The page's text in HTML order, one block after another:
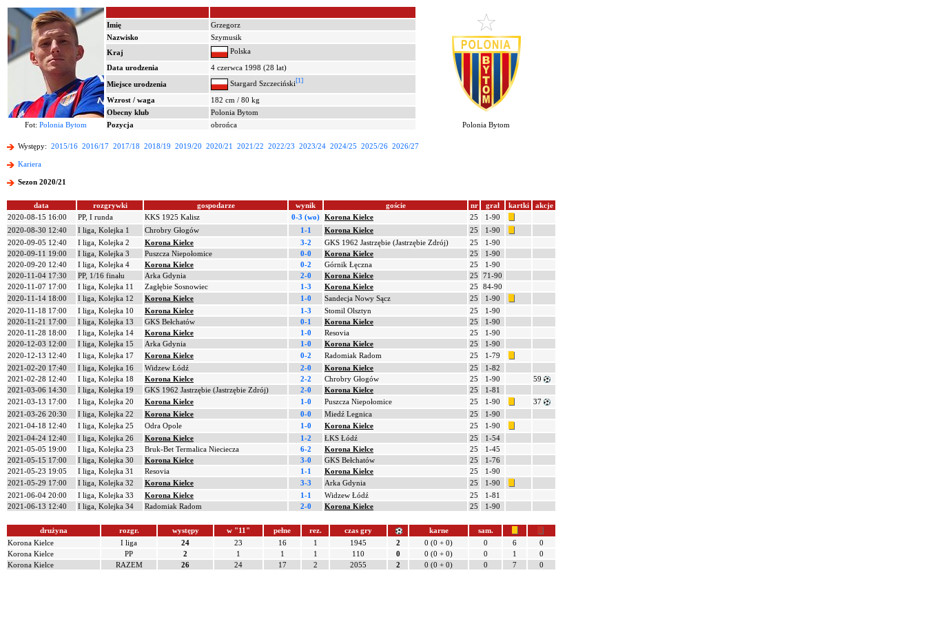
Imię
Grzegorz
Nazwisko
Szymusik
Kraj
Polska
Data urodzenia
4 czerwca 1998 (28 lat)
Miejsce urodzenia
Stargard Szczeciński[1]
Wzrost / waga
182 cm / 80 kg
Obecny klub
Polonia Bytom
Fot: Polonia Bytom Pozycja obrońca Polonia Bytom
Występy: 2015/16 2016/17 2017/18 2018/19 2019/20 2020/21 2021/22 2022/23 2023/24 2024/25 2025/26 2026/27
Kariera
Sezon 2020/21
data rozgrywki gospodarze wynik goście nr grał kartki
akcje
2020-08-15 16:00
PP, I runda KKS 1925 Kalisz 0-3 (wo) Korona Kielce 25
1-90
2020-08-30 12:40
I liga, Kolejka 1 Chrobry Głogów 1-1 Korona Kielce 25
1-90
2020-09-05 12:40
I liga, Kolejka 2 Korona Kielce 3-2 GKS 1962 Jastrzębie (Jastrzębie Zdrój) 25
1-90
2020-09-11 19:00
I liga, Kolejka 3 Puszcza Niepołomice 0-0 Korona Kielce 25
1-90
2020-09-20 12:40
I liga, Kolejka 4 Korona Kielce 0-2 Górnik Łęczna 25
1-90
2020-11-04 17:30
PP, 1/16 finału Arka Gdynia 2-0 Korona Kielce 25
71-90
2020-11-07 17:00
I liga, Kolejka 11 Zagłębie Sosnowiec 1-3 Korona Kielce 25
84-90
2020-11-14 18:00
I liga, Kolejka 12 Korona Kielce 1-0 Sandecja Nowy Sącz 25
1-90
2020-11-18 17:00
I liga, Kolejka 10 Korona Kielce 1-3 Stomil Olsztyn 25
1-90
2020-11-21 17:00
I liga, Kolejka 13 GKS Bełchatów 0-1 Korona Kielce 25
1-90
2020-11-28 18:00
I liga, Kolejka 14 Korona Kielce 1-0 Resovia 25
1-90
2020-12-03 12:00
I liga, Kolejka 15 Arka Gdynia 1-0 Korona Kielce 25
1-90
2020-12-13 12:40
I liga, Kolejka 17 Korona Kielce 0-2 Radomiak Radom 25
1-79
2021-02-20 17:40
I liga, Kolejka 16 Widzew Łódź 2-0 Korona Kielce 25
1-82
2021-02-28 12:40
I liga, Kolejka 18 Korona Kielce 2-2 Chrobry Głogów 25 1-90
59
2021-03-06 14:30
I liga, Kolejka 19 GKS 1962 Jastrzębie (Jastrzębie Zdrój) 2-0 Korona Kielce 25
1-81
2021-03-13 17:00
I liga, Kolejka 20 Korona Kielce 1-0 Puszcza Niepołomice 25 1-90
37
2021-03-26 20:30
I liga, Kolejka 22 Korona Kielce 0-0 Miedź Legnica 25
1-90
2021-04-18 12:40
I liga, Kolejka 25 Odra Opole 1-0 Korona Kielce 25
1-90
2021-04-24 12:40
I liga, Kolejka 26 Korona Kielce 1-2 ŁKS Łódź 25
1-54
2021-05-05 19:00
I liga, Kolejka 23 Bruk-Bet Termalica Nieciecza 6-2 Korona Kielce 25
1-45
2021-05-15 17:00
I liga, Kolejka 30 Korona Kielce 3-0 GKS Bełchatów 25
1-76
2021-05-23 19:05
I liga, Kolejka 31 Resovia 1-1 Korona Kielce 25
1-90
2021-05-29 17:00
I liga, Kolejka 32 Korona Kielce 3-3 Arka Gdynia 25
1-90
2021-06-04 20:00
I liga, Kolejka 33 Korona Kielce 1-1 Widzew Łódź 25
1-81
2021-06-13 12:40
I liga, Kolejka 34 Radomiak Radom 2-0 Korona Kielce 25 1-90
drużyna rozgr. występy w "11" pełne rez. czas gry karne
sam.
Korona Kielce
I liga 24 23 16 1 1945 2 0 (0 + 0) 0 6
0
Korona Kielce
PP 2 1 1 1 110 0 0 (0 + 0) 0 1
0
Korona Kielce
RAZEM 26 24 17 2 2055 2 0 (0 + 0) 0 7 0